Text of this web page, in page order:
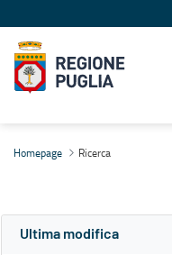
Homepage Ricerca
Ultima modifica